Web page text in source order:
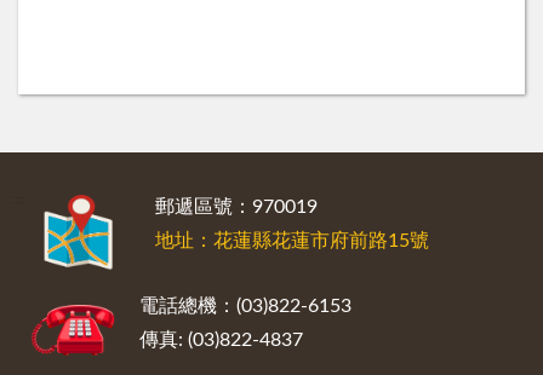
郵遞區號：970019
地址：花蓮縣花蓮市府前路15號
電話總機：(03)822-6153
傳真: (03)822-4837